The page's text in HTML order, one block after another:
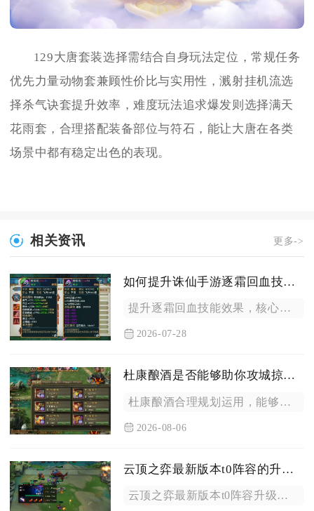
129大唐套装选择需结合自身玩法定位，常规任务
优先力量动物套兼顾性价比与实用性，溅射挂机流选
择杀气诀套提升效率，难度玩法追求爆发则选择满天
花雨套，合理搭配装备部位与符石，能让大唐在各类
场景中都有稳定出色的表现。
相关资讯 更多->
如何提升诛仙手游逐霜回血技能效果
提升逐霜回血技能效果，核心围绕山雨欲来机制强化、锻体属性搭配...
2026-07-28
杜康酿酒是否能够助你攻城掠地成功
杜康酿酒合理规划运用，能够有效助力玩家在攻城掠地中实现攻城掠...
2026-08-06
云顶之弈最新版本t0阵容的升级策略是什么
云顶之弈最新版本t0阵容升级策略核心在于把控人口升级节奏、灵...